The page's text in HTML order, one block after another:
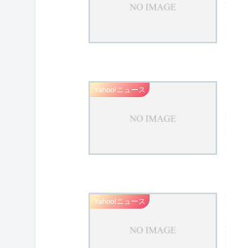
Yahoo!ニュース
Yahoo!ニュース